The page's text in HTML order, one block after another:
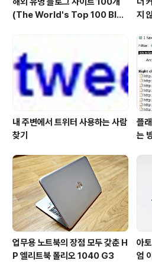
(The World's Top 100 Blog
지
내 주변에서 트위터 사용하는 사람
찾기
플
는
업무용 노트북의 장점 모두 갖춘 H
P 엘리트북 폴리오 1040 G3
아
엄